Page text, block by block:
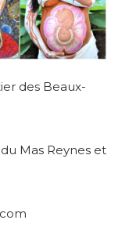
des Beaux-
Mas Reynes et